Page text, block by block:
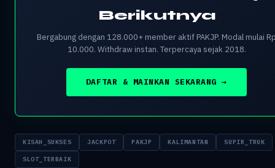
Berikutnya
Bergabung dengan 128.000+ member aktif PAKJP. Modal mulai
10.000. Withdraw instan. Terpercaya sejak 2018.
DAFTAR & MAINKAN SEKARANG →
KISAH_SUKSES JACKPOT PAKJP KALIMANTAN SUPIR_TRUK
SLOT_TERBAIK